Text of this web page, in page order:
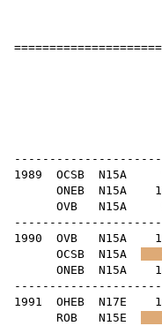
OB
1989 OCSB N15A
ONEB N15A
OVB N15A
1990 OVB N15A
OCSB N15A
ONEB N15A
1991 OHEB N17E
ROB N15E